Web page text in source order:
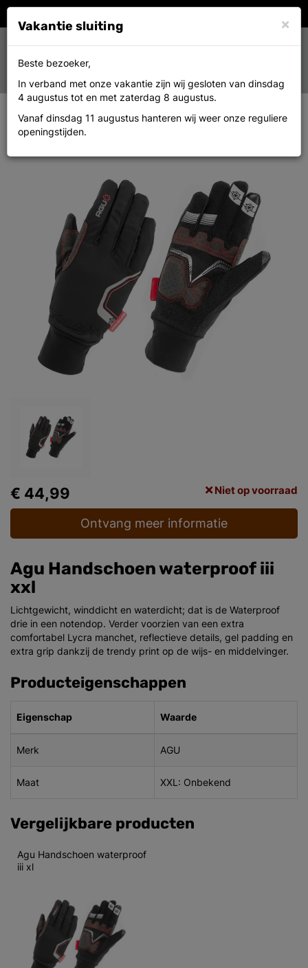
Toggle
navigation
MENU
Agu Handschoen waterproof iii
€ 44,99 Niet op voorraad
Ontvang meer informatie
Agu Handschoen waterproof iii
xxl
Lichtgewicht, winddicht en waterdicht; dat is de Waterproof
drie in een notendop. Verder voorzien van een extra
comfortabel Lycra manchet, reflectieve details, gel padding en
extra grip dankzij de trendy print op de wijs- en middelvinger.
Producteigenschappen
Eigenschap Waarde
Merk AGU
Maat XXL: Onbekend
Vergelijkbare producten
Agu Handschoen waterproof
iii xl
×
Vakantie sluiting
Beste bezoeker,
In verband met onze vakantie zijn wij gesloten van dinsdag
4 augustus tot en met zaterdag 8 augustus.
Vanaf dinsdag 11 augustus hanteren wij weer onze reguliere
openingstijden.